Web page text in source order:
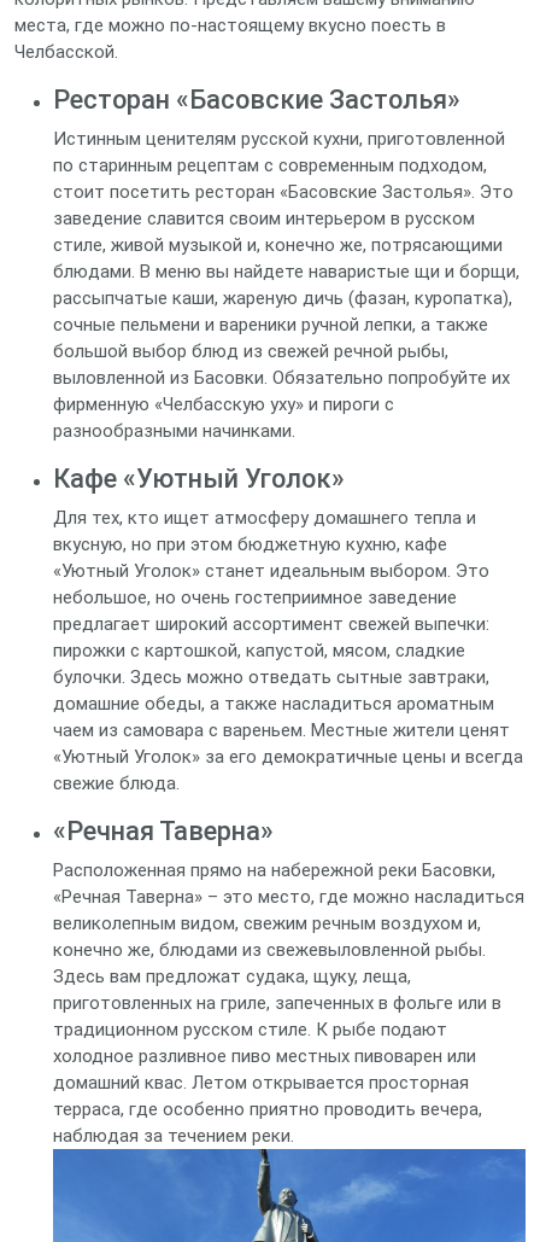
места, где можно по-настоящему вкусно поесть в
Челбасской.
Ресторан «Басовские Застолья»
Истинным ценителям русской кухни, приготовленной
по старинным рецептам с современным подходом,
стоит посетить ресторан «Басовские Застолья». Это
заведение славится своим интерьером в русском
стиле, живой музыкой и, конечно же, потрясающими
блюдами. В меню вы найдете наваристые щи и борщи,
рассыпчатые каши, жареную дичь (фазан, куропатка),
сочные пельмени и вареники ручной лепки, а также
большой выбор блюд из свежей речной рыбы,
выловленной из Басовки. Обязательно попробуйте их
фирменную «Челбасскую уху» и пироги с
разнообразными начинками.
Кафе «Уютный Уголок»
Для тех, кто ищет атмосферу домашнего тепла и
вкусную, но при этом бюджетную кухню, кафе
«Уютный Уголок» станет идеальным выбором. Это
небольшое, но очень гостеприимное заведение
предлагает широкий ассортимент свежей выпечки:
пирожки с картошкой, капустой, мясом, сладкие
булочки. Здесь можно отведать сытные завтраки,
домашние обеды, а также насладиться ароматным
чаем из самовара с вареньем. Местные жители ценят
«Уютный Уголок» за его демократичные цены и всегда
свежие блюда.
«Речная Таверна»
Расположенная прямо на набережной реки Басовки,
«Речная Таверна» – это место, где можно насладиться
великолепным видом, свежим речным воздухом и,
конечно же, блюдами из свежевыловленной рыбы.
Здесь вам предложат судака, щуку, леща,
приготовленных на гриле, запеченных в фольге или в
традиционном русском стиле. К рыбе подают
холодное разливное пиво местных пивоварен или
домашний квас. Летом открывается просторная
терраса, где особенно приятно проводить вечера,
наблюдая за течением реки.